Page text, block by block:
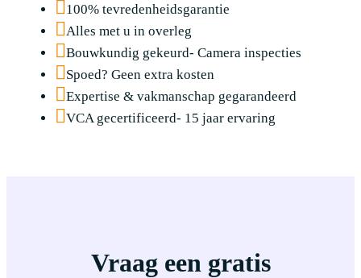
100% tevredenheidsgarantie
Alles met u in overleg
Bouwkundig gekeurd- Camera inspecties
Spoed? Geen extra kosten
Expertise & vakmanschap gegarandeerd
VCA gecertificeerd- 15 jaar ervaring
Vraag een gratis